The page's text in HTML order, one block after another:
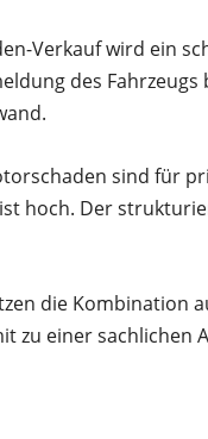
Verkauf wird ein
des Fahrzeugs
sind für
hoch. Der
die Kombination
zu einer sachlichen